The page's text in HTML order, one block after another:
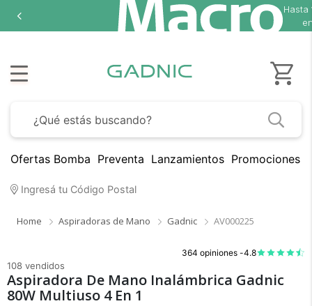
Hasta
Ofertas Bomba Preventa Lanzamientos Promociones
Ingresá tu Código Postal
Home Aspiradoras de Mano Gadnic AV000225
364 opiniones -4.8
108 vendidos
Aspiradora De Mano Inalámbrica Gadnic
80W Multiuso 4 En 1